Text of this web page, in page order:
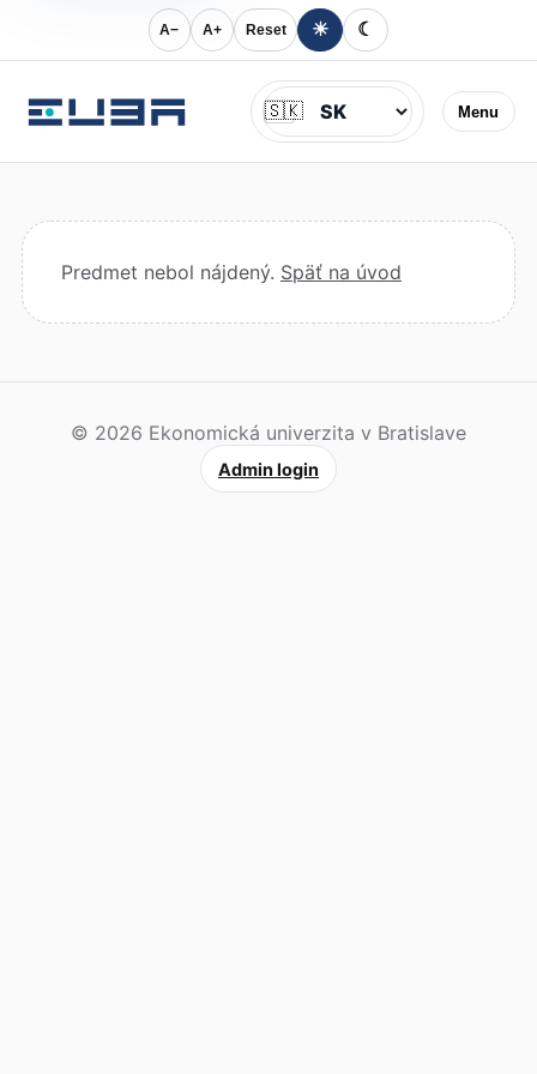
A− A+ Reset ☀ ☾
Menu
Jazyk
🇸🇰
Predmet nebol nájdený. Späť na úvod
© 2026 Ekonomická univerzita v Bratislave
Admin login